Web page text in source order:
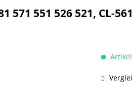
571 551 526 521, CL-